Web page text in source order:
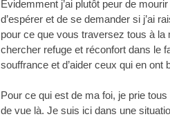
Évidemment j’ai plutôt peur de
d’espérer et de se demander si j’ai
pour ce que vous traversez tous à la
chercher refuge et réconfort dans le
souffrance et d’aider ceux qui en ont
Pour ce qui est de ma foi, je prie
de vue là. Je suis ici dans une